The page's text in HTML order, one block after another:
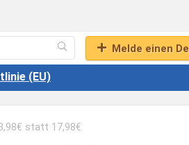
Melde einen
(EU)
statt 17,98€